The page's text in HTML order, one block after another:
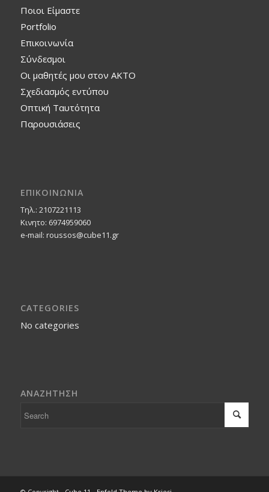
Ποιοι Είμαστε
Portfolio
Επικοινωνία
Σύνδεσμοι
Οι μαθητές μου στον ΑΚΤΟ
Σχεδιασμός εντύπου
Οπτική Ταυτότητα
Παρουσιάσεις
ΕΠΙΚΟΙΝΩΝΙΑ
Τηλ.: 2107221113
Κινητο: 6974959060
e-mail: roussos@cube11.gr
CATEGORIES
No categories
ΑΝΑΖΗΤΗΣΗ